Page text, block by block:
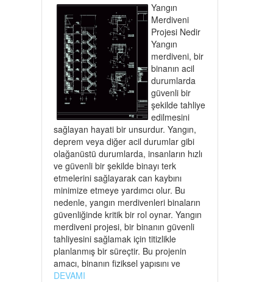
Yangın
Merdiveni
Projesi Nedir
Yangın
merdiveni, bir
binanın acil
durumlarda
güvenli bir
şekilde tahliye
edilmesini
sağlayan hayati bir unsurdur. Yangın,
deprem veya diğer acil durumlar gibi
olağanüstü durumlarda, insanların hızlı
ve güvenli bir şekilde binayı terk
etmelerini sağlayarak can kaybını
minimize etmeye yardımcı olur. Bu
nedenle, yangın merdivenleri binaların
güvenliğinde kritik bir rol oynar. Yangın
merdiveni projesi, bir binanın güvenli
tahliyesini sağlamak için titizlikle
planlanmış bir süreçtir. Bu projenin
amacı, binanın fiziksel yapısını ve
DEVAMI